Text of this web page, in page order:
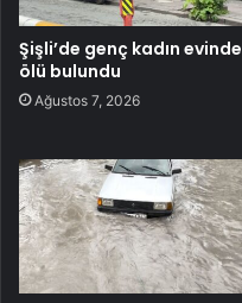
Şişli’de genç kadın evinde
ölü bulundu
Ağustos 7, 2026